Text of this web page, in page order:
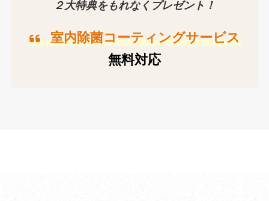
２大特典をもれなくプレゼント！
室内除菌コーティングサービス
無料対応